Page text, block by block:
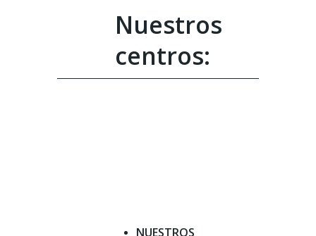
Nuestros
centros:
NUESTROS